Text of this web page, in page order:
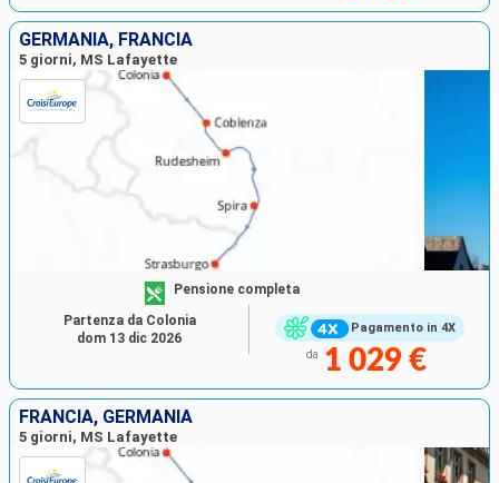
GERMANIA, FRANCIA
5 giorni, MS Lafayette
Pagamento in 4X
Pensione completa
da 1 029 €
Partenza da Colonia
dom 13 dic 2026
FRANCIA, GERMANIA
5 giorni, MS Lafayette